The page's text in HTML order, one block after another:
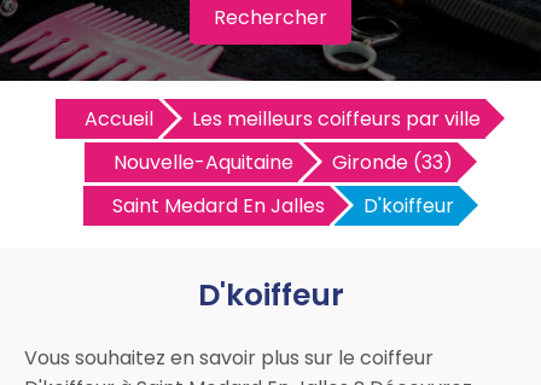
Rechercher
Accueil
Les meilleurs coiffeurs par ville
Nouvelle-Aquitaine
Gironde (33)
Saint Medard En Jalles
D'koiffeur
D'koiffeur
Vous souhaitez en savoir plus sur le coiffeur